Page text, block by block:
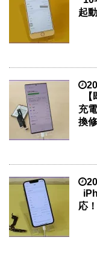
起
充
換
応